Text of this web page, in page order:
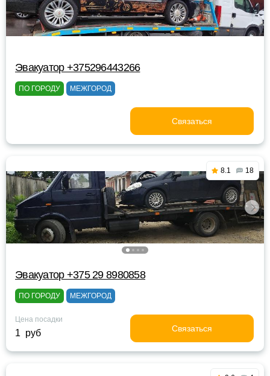
Эвакуатор +375296443266
ПО ГОРОДУ МЕЖГОРОД
Связаться
8.1 18
Эвакуатор +375 29 8980858
ПО ГОРОДУ МЕЖГОРОД
Цена посадки
1 руб Связаться